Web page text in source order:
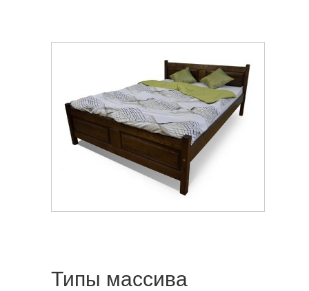
Типы массива